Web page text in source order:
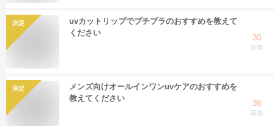
決定
uvカットリップでプチプラのおすすめを教えて
ください
30
回答
決定
メンズ向けオールインワンuvケアのおすすめを
教えてください
36
回答